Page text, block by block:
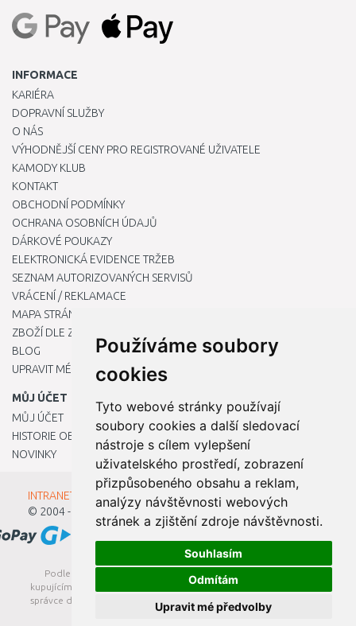
Používáme soubory
cookies
Tyto webové stránky používají
soubory cookies a další sledovací
nástroje s cílem vylepšení
uživatelského prostředí, zobrazení
přizpůsobeného obsahu a reklam,
analýzy návštěvnosti webových
stránek a zjištění zdroje návštěvnosti.
Souhlasím
Odmítám
Upravit mé předvolby
INFORMACE
KARIÉRA
DOPRAVNÍ SLUŽBY
O NÁS
VÝHODNĚJŠÍ CENY PRO REGISTROVANÉ UŽIVATELE
KAMODY KLUB
KONTAKT
OBCHODNÍ PODMÍNKY
OCHRANA OSOBNÍCH ÚDAJŮ
DÁRKOVÉ POUKAZY
ELEKTRONICKÁ EVIDENCE TRŽEB
SEZNAM AUTORIZOVANÝCH SERVISŮ
VRÁCENÍ / REKLAMACE
MAPA STRÁNKY
ZBOŽÍ DLE ZNAČEK
BLOG
UPRAVIT MÉ PŘEDVOLBY COOKIES
MŮJ ÚČET
MŮJ ÚČET
HISTORIE OBJEDNÁVEK
NOVINKY
INTRANET - Přihlášení pro zaměstnance
© 2004 - 2026
Kamody s.r.o.
Podle zákona o evidenci tržeb je prodávající povinen vystavit
kupujícímu účtenku. Zároveň je povinen zaevidovat přijatou tržbu u
správce daně online; v případě technického výpadku pak nejpozději
do 48 hodin.